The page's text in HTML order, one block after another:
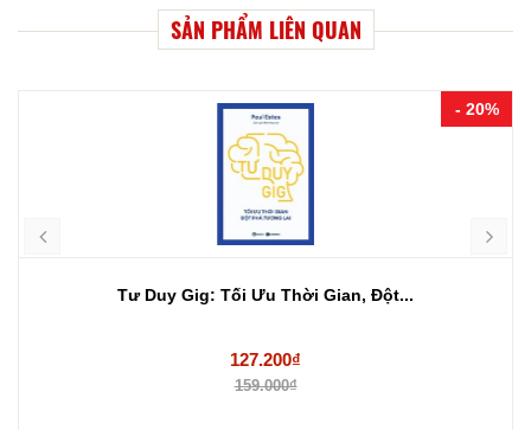
SẢN PHẨM LIÊN QUAN
- 20%
Tư Duy Gig: Tối Ưu Thời Gian, Đột...
127.200₫
159.000₫